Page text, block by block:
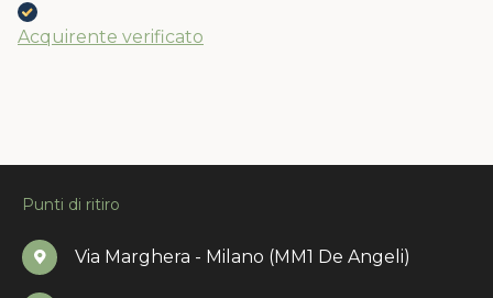
Acquirente verificato
Punti di ritiro
Via Marghera - Milano (MM1 De Angeli)